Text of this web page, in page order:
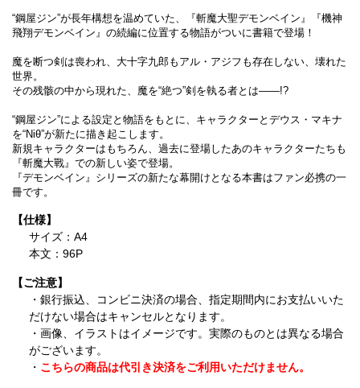
“鋼屋ジン”が長年構想を温めていた、『斬魔大聖デモンベイン』『機神
飛翔デモンベイン』の続編に位置する物語がついに書籍で登場！
魔を断つ剣は喪われ、大十字九郎もアル・アジフも存在しない、壊れた
世界。
その残骸の中から現れた、魔を“絶つ”剣を執る者とは――!?
“鋼屋ジン”による設定と物語をもとに、キャラクターとデウス・マキナ
を“Niθ”が新たに描き起こします。
新規キャラクターはもちろん、過去に登場したあのキャラクターたちも
『斬魔大戰』での新しい姿で登場。
『デモンベイン』シリーズの新たな幕開けとなる本書はファン必携の一
冊です。
【仕様】
サイズ：A4
本文：96P
【ご注意】
・銀行振込、コンビニ決済の場合、指定期間内にお支払いいた
だけない場合はキャンセルとなります。
・画像、イラストはイメージです。実際のものとは異なる場合
がございます。
・ こちらの商品は代引き決済をご利用いただけません。